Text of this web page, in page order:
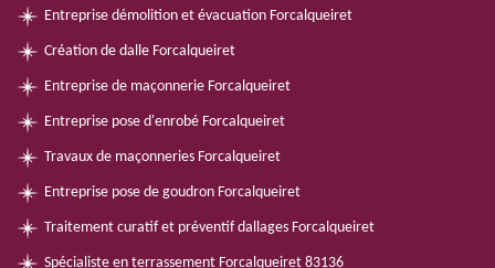
Entreprise démolition et évacuation Forcalqueiret
Création de dalle Forcalqueiret
Entreprise de maçonnerie Forcalqueiret
Entreprise pose d'enrobé Forcalqueiret
Travaux de maçonneries Forcalqueiret
Entreprise pose de goudron Forcalqueiret
Traitement curatif et préventif dallages Forcalqueiret
Spécialiste en terrassement Forcalqueiret 83136